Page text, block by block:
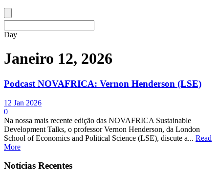
Day
Janeiro 12, 2026
Podcast NOVAFRICA: Vernon Henderson (LSE)
12 Jan 2026
0
Na nossa mais recente edição das NOVAFRICA Sustainable
Development Talks, o professor Vernon Henderson, da London
School of Economics and Political Science (LSE), discute a... Read
More
Notícias Recentes